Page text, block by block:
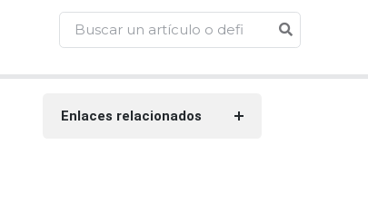
Enlaces relacionados